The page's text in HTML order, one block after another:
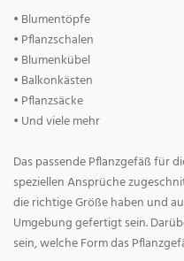
• Blumentöpfe
• Pflanzschalen
• Blumenkübel
• Balkonkästen
• Pflanzsäcke
• Und viele mehr
Das passende Pflanzgefäß für
speziellen Ansprüche
die richtige Größe haben und
Umgebung gefertigt sein.
sein, welche Form das